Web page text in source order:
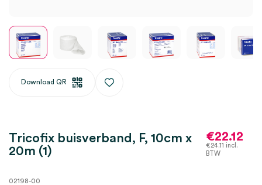
Download QR
Tricofix buisverband, F, 10cm x
20m (1)
€22.12
€24.11 incl.
BTW
02198-00